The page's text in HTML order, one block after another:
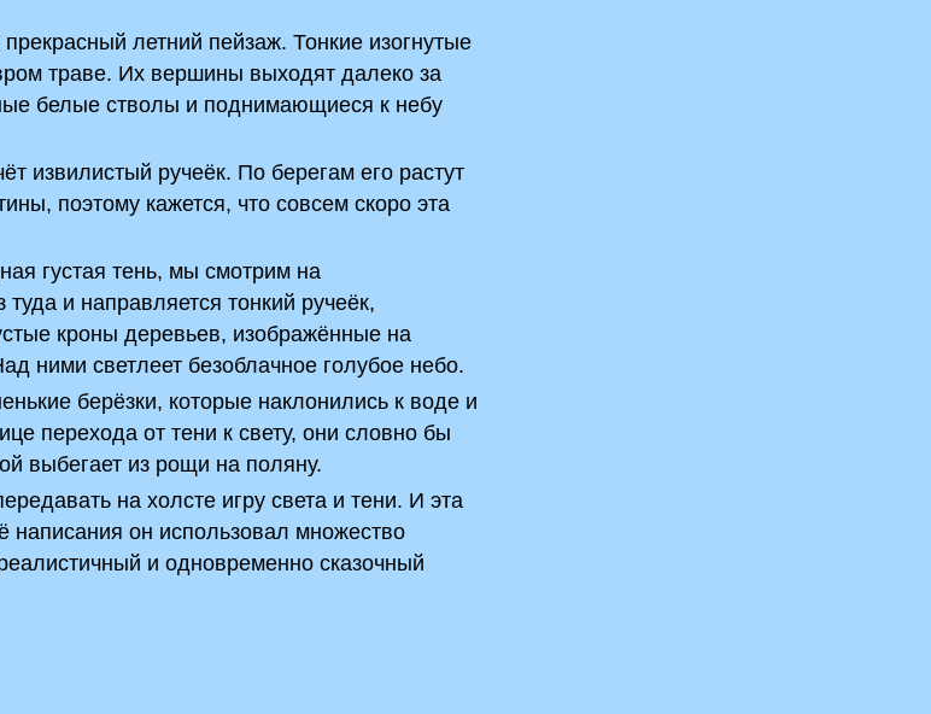
летний пейзаж. Тонкие изогнутые
траве. Их вершины выходят далеко за
белые стволы и поднимающиеся к небу
извилистый ручеёк. По берегам его растут
поэтому кажется, что совсем скоро эта
густая тень, мы смотрим на
и направляется тонкий ручеёк,
кроны деревьев, изображённые на
ними светлеет безоблачное голубое небо.
берёзки, которые наклонились к воде и
перехода от тени к свету, они словно бы
выбегает из рощи на поляну.
на холсте игру света и тени. И эта
написания он использовал множество
и одновременно сказочный